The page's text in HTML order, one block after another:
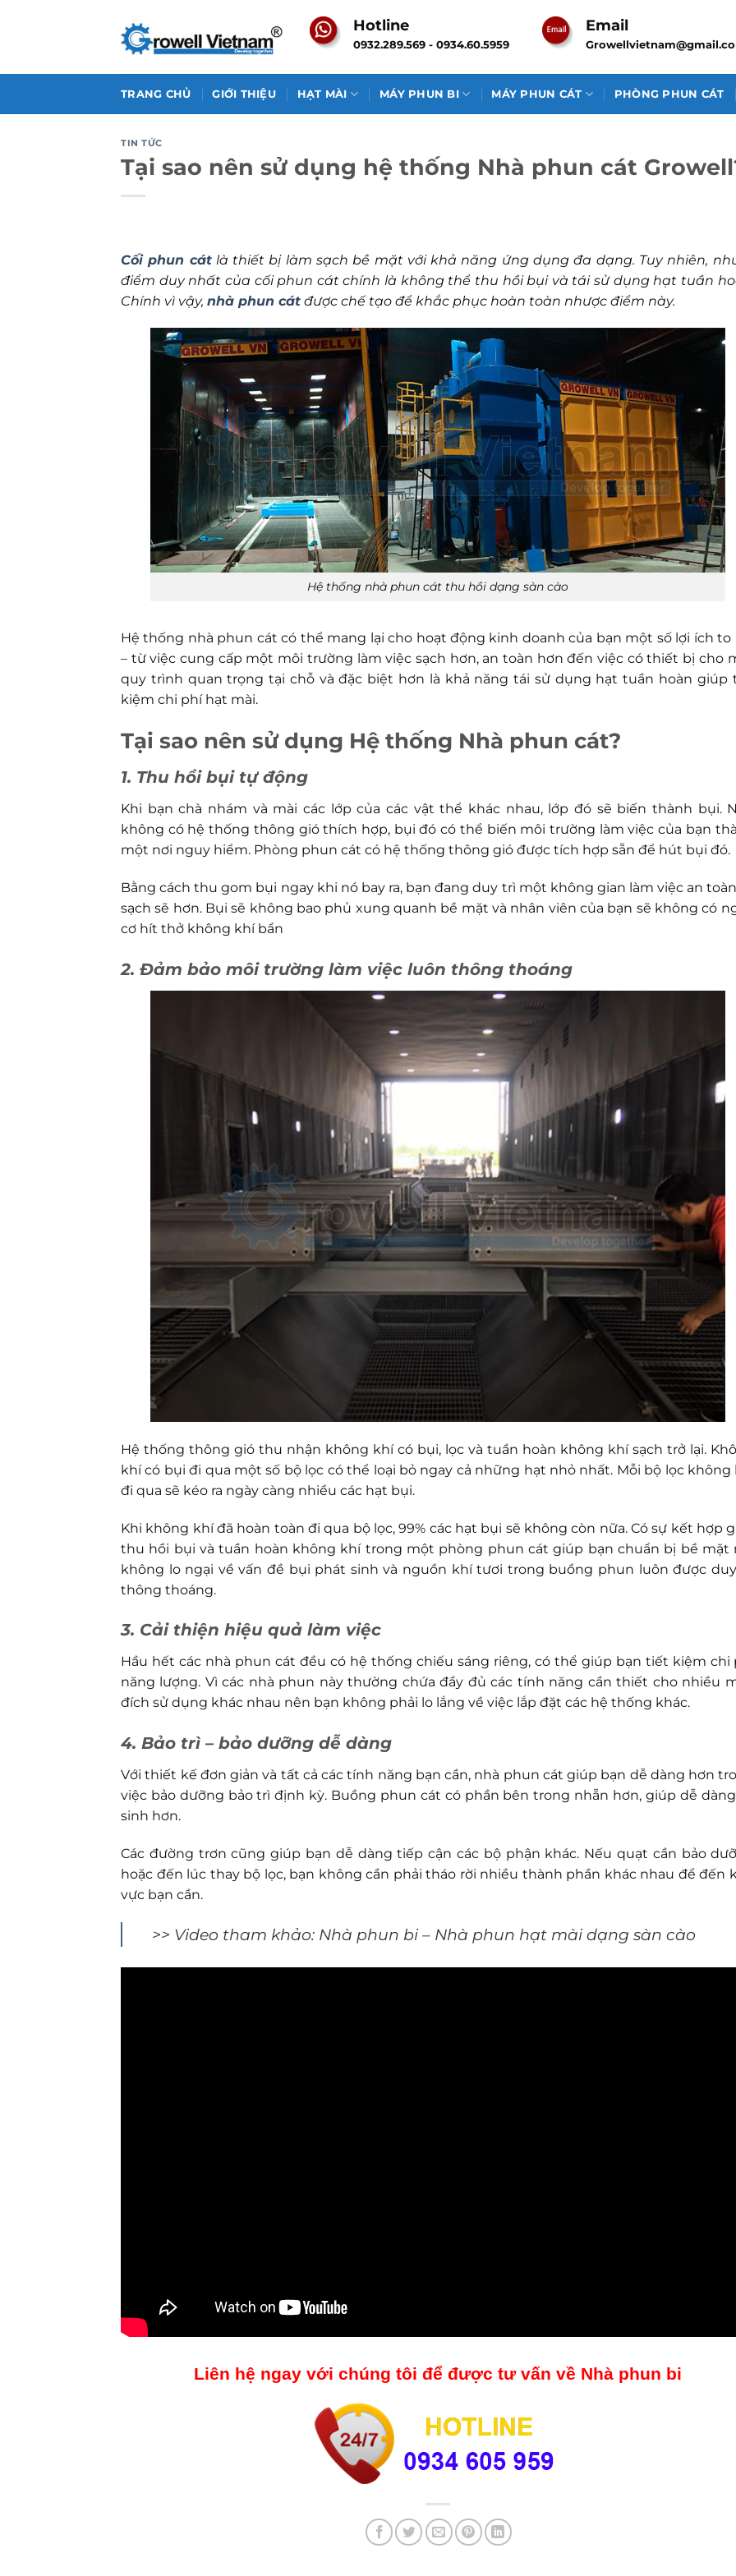
Hotline
0932.289.569 - 0934.60.5959
Email
TRANG CHỦ GIỚI THIỆU HẠT MÀI MÁY PHUN BI MÁY PHUN CÁT PHÒNG PHUN CÁT
TIN TỨC
Tại sao nên sử dụng hệ thống Nhà phun cát
Cối phun cátlà thiết bị làm sạch bề mặt với khả năng ứng dụng đa dạng. Tuy nhiên,
điểm duy nhất của cối phun cát chính là không thể thu hồi bụi và tái sử dụng hạt tuần
Chính vì vậy, nhà phun cát được chế tạo để khắc phục hoàn toàn nhược điểm này.
Hệ thống nhà phun cát thu hồi dạng sàn cào
Hệ thống nhà phun cát có thể mang lại cho hoạt động kinh doanh của bạn một số lợi ích to
– từ việc cung cấp một môi trường làm việc sạch hơn, an toàn hơn đến việc có thiết bị cho
quy trình quan trọng tại chỗ và đặc biệt hơn là khả năng tái sử dụng hạt tuần hoàn giúp
kiệm chi phí hạt mài.
Tại sao nên sử dụng Hệ thống Nhà phun cát?
1. Thu hồi bụi tự động
Khi bạn chà nhám và mài các lớp của các vật thể khác nhau, lớp đó sẽ biến thành bụi.
không có hệ thống thông gió thích hợp, bụi đó có thể biến môi trường làm việc của bạn
một nơi nguy hiểm. Phòng phun cát có hệ thống thông gió được tích hợp sẵn để hút bụi đó.
Bằng cách thu gom bụi ngay khi nó bay ra, bạn đang duy trì một không gian làm việc an
sạch sẽ hơn. Bụi sẽ không bao phủ xung quanh bề mặt và nhân viên của bạn sẽ không có
cơ hít thở không khí bẩn
2. Đảm bảo môi trường làm việc luôn thông thoáng
Hệ thống thông gió thu nhận không khí có bụi, lọc và tuần hoàn không khí sạch trở lại.
khí có bụi đi qua một số bộ lọc có thể loại bỏ ngay cả những hạt nhỏ nhất. Mỗi bộ lọc không
đi qua sẽ kéo ra ngày càng nhiều các hạt bụi.
Khi không khí đã hoàn toàn đi qua bộ lọc, 99% các hạt bụi sẽ không còn nữa. Có sự kết hợp
thu hồi bụi và tuần hoàn không khí trong một phòng phun cát giúp bạn chuẩn bị bề mặt
không lo ngại về vấn đề bụi phát sinh và nguồn khí tươi trong buồng phun luôn được
thông thoáng.
3. Cải thiện hiệu quả làm việc
Hầu hết các nhà phun cát đều có hệ thống chiếu sáng riêng, có thể giúp bạn tiết kiệm chi
năng lượng. Vì các nhà phun này thường chứa đầy đủ các tính năng cần thiết cho nhiều
đích sử dụng khác nhau nên bạn không phải lo lắng về việc lắp đặt các hệ thống khác.
4. Bảo trì – bảo dưỡng dễ dàng
Với thiết kế đơn giản và tất cả các tính năng bạn cần, nhà phun cát giúp bạn dễ dàng hơn
việc bảo dưỡng bảo trì định kỳ. Buồng phun cát có phần bên trong nhẵn hơn, giúp dễ
sinh hơn.
Các đường trơn cũng giúp bạn dễ dàng tiếp cận các bộ phận khác. Nếu quạt cần bảo
hoặc đến lúc thay bộ lọc, bạn không cần phải tháo rời nhiều thành phần khác nhau để đến
vực bạn cần.
>> Video tham khảo: Nhà phun bi – Nhà phun hạt mài dạng sàn cào
Liên hệ ngay với chúng tôi để được tư vấn về Nhà phun bi